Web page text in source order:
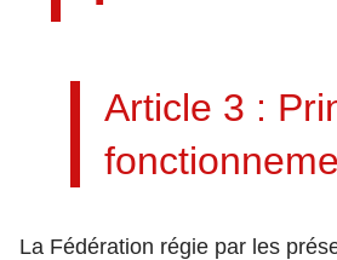
Article 3 :
La Fédération régie par les